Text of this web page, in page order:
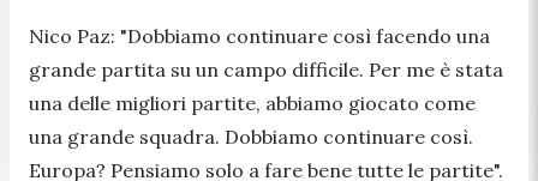
Nico Paz: "Dobbiamo continuare così facendo una
grande partita su un campo difficile. Per me è stata
una delle migliori partite, abbiamo giocato come
una grande squadra. Dobbiamo continuare così.
Europa? Pensiamo solo a fare bene tutte le partite".